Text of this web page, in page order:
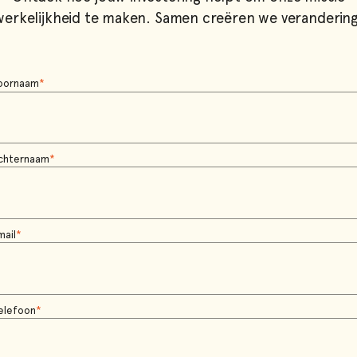
te maken. Samen creëren we
*
*
*
*